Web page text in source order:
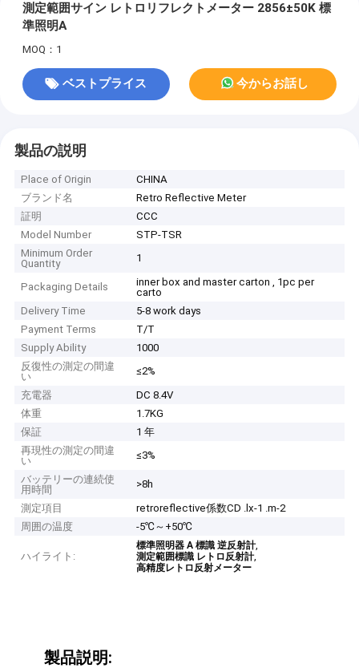
測定範囲サイン レトロリフレクトメーター 2856±50K 標
準照明A
MOQ：1
ベストプライス 今からお話し
製品の説明
Place of Origin
CHINA
ブランド名
Retro Reflective Meter
証明
CCC
Model Number
STP-TSR
Minimum Order
Quantity
1
Packaging Details
inner box and master carton , 1pc per
carto
Delivery Time
5-8 work days
Payment Terms
T/T
Supply Ability
1000
反復性の測定の間違
い
≤2%
充電器
DC 8.4V
体重
1.7KG
保証
1 年
再現性の測定の間違
い
≤3%
バッテリーの連続使
用時間
>8h
測定項目
retroreflective係数CD .lx-1 .m-2
周囲の温度
-5℃～+50℃
ハイライト:
標準照明器 A 標識 逆反射計,
測定範囲標識 レトロ反射計,
高精度レトロ反射メーター
製品説明: